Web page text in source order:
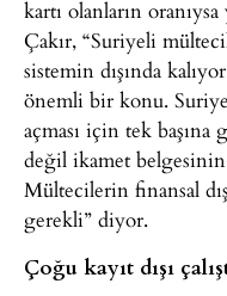
kartı olanların
Çakır, “Suriyeli
sistemin dışında
önemli bir konu. Suriye
açması için tek
değil ikamet
Mültecilerin finansal
gerekli” diyor.
Çoğu kayıt dışı